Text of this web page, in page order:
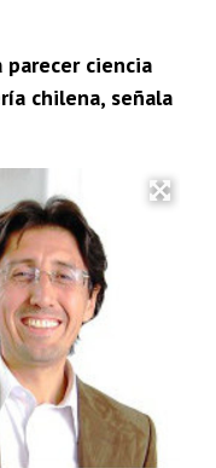
ciencia
chilena, señala